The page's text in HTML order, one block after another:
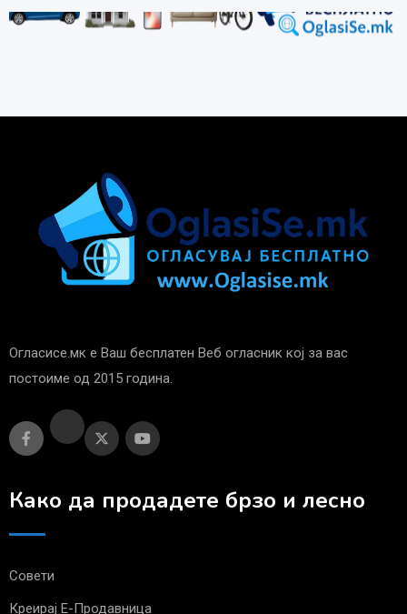
Огласисе.мк е Ваш бесплатен Веб огласник кој за вас
постоиме од 2015 година.
Како да продадете брзо и лесно
Совети
Креирај Е-Продавница